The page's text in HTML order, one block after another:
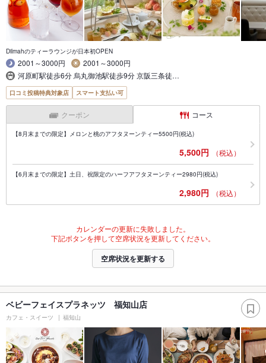
Dilmahのティーラウンジが日本初OPEN
2001～3000円
2001～3000円
河原町駅徒歩6分 烏丸御池駅徒歩9分 京阪三条徒…
口コミ投稿特典対象店 スマート支払い可
クーポン コース
【8月末までの限定】メロンと桃のアフタヌーンティー5500円(税込)
5,500円 （税込）
【6月末までの限定】土日、祝限定のハーフアフタヌーンティー2980円(税込)
2,980円 （税込）
カレンダーの更新に失敗しました。
下記ボタンを押して空席状況を更新してください。
空席状況を更新する
ベビーフェイスプラネッツ 福知山店
カフェ・スイーツ 福知山